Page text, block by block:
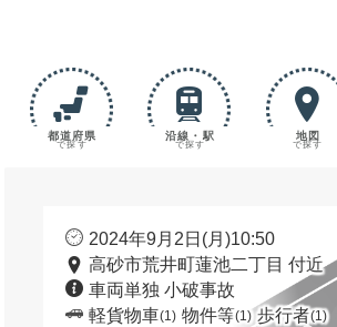
都道府県
で探す
沿線・駅
で探す
地図
で探す
2024年9月2日(月)10:50
高砂市荒井町蓮池二丁目 付近
車両単独 小破事故
軽貨物車(1) 物件等(1) 歩行者(1)